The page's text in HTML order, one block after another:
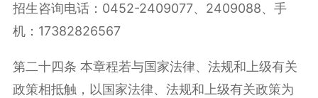
招生咨询电话： 0452-2409077、 2409088、手
机： 17382826567
第二十四条 本章程若与国家法律、法规和上级有关
政策相抵触，以国家法律、法规和上级有关政策为